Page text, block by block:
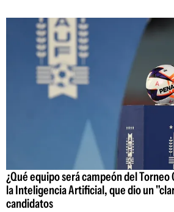
¿Qué equipo será campeón del Torneo
la Inteligencia Artificial, que dio un
candidatos